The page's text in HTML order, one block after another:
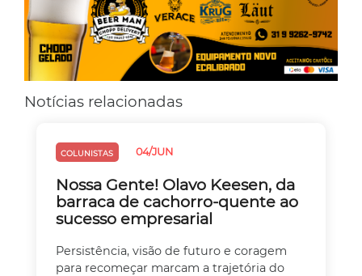
Notícias relacionadas
COLUNISTAS 04/JUN
Nossa Gente! Olavo Keesen, da
barraca de cachorro-quente ao
sucesso empresarial
Persistência, visão de futuro e coragem
para recomeçar marcam a trajetória do